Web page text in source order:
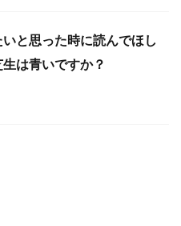
と思った時に読んでほし
は青いですか？